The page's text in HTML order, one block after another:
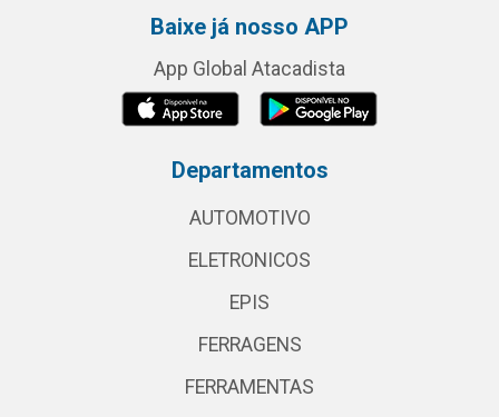
Baixe já nosso APP
App Global Atacadista
Departamentos
AUTOMOTIVO
ELETRONICOS
EPIS
FERRAGENS
FERRAMENTAS